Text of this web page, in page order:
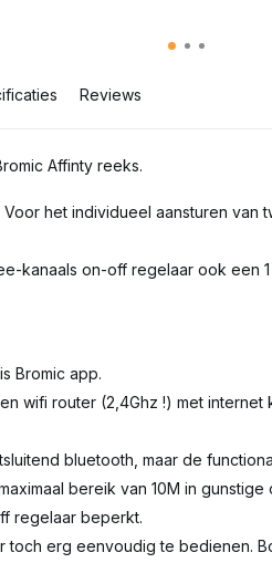
Reviews
Affinty reeks.
het individueel aansturen van
kanaals on-off regelaar ook een
Bromic app.
wifi router (2,4Ghz !) met
bluetooth, maar de
bereik van 10M in
regelaar beperkt.
toch erg eenvoudig te bedienen.